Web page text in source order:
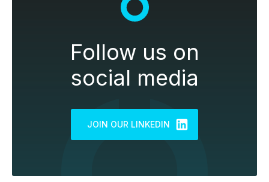
Follow us on
social media
JOIN OUR LINKEDIN